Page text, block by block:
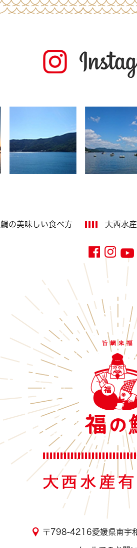
鯛の美味しい食べ方 大西水
〒798-4216愛媛県南宇